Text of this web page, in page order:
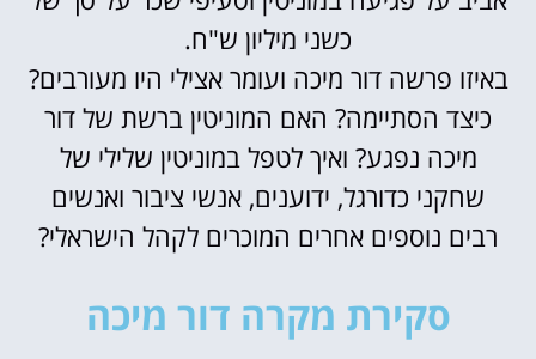
כשני מיליון ש"ח.
באיזו פרשה דור מיכה ועומר אצילי היו מעורבים?
כיצד הסתיימה? האם המוניטין ברשת של דור
מיכה נפגע? ואיך לטפל במוניטין שלילי של
שחקני כדורגל, ידוענים, אנשי ציבור ואנשים
רבים נוספים אחרים המוכרים לקהל הישראלי?
סקירת מקרה דור מיכה